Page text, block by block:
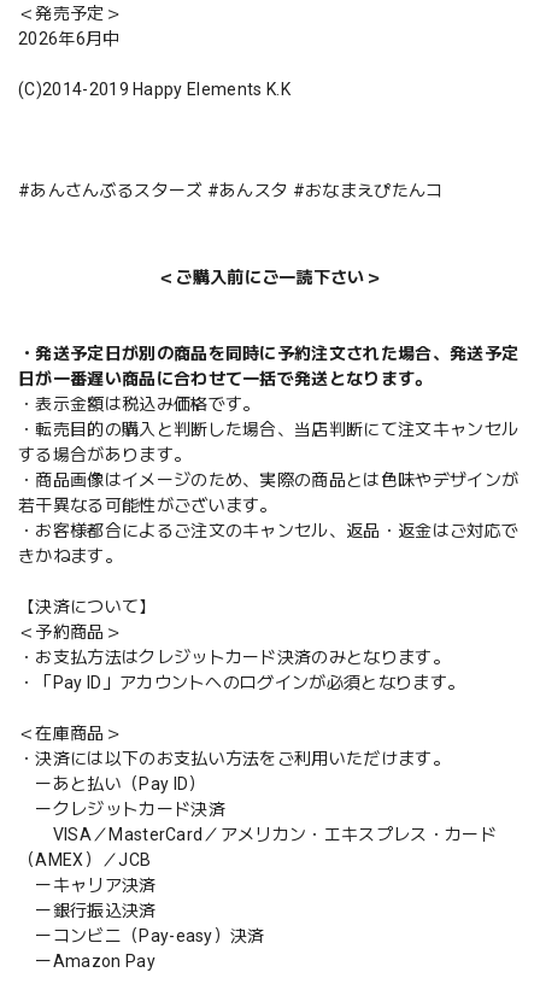
＜発売予定＞
2026年6月中
(C)2014-2019 Happy Elements K.K
#あんさんぶるスターズ #あんスタ #おなまえぴたんコ
＜ご購入前にご一読下さい＞
・発送予定日が別の商品を同時に予約注文された場合、発送予定
日が一番遅い商品に合わせて一括で発送となります。
・表示金額は税込み価格です。
・転売目的の購入と判断した場合、当店判断にて注文キャンセル
する場合があります。
・商品画像はイメージのため、実際の商品とは色味やデザインが
若干異なる可能性がございます。
・お客様都合によるご注文のキャンセル、返品・返金はご対応で
きかねます。
【決済について】
＜予約商品＞
・お支払方法はクレジットカード決済のみとなります。
・「Pay ID」アカウントへのログインが必須となります。
＜在庫商品＞
・決済には以下のお支払い方法をご利用いただけます。
ーあと払い（Pay ID）
ークレジットカード決済
VISA／MasterCard／アメリカン・エキスプレス・カード
（AMEX）／JCB
ーキャリア決済
ー銀行振込決済
ーコンビニ（Pay-easy）決済
ーAmazon Pay